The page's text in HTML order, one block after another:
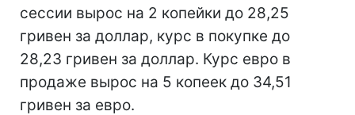
сессии вырос на 2 копейки до 28,25
гривен за доллар, курс в покупке до
28,23 гривен за доллар. Курс евро в
продаже вырос на 5 копеек до 34,51
гривен за евро.